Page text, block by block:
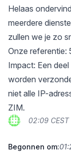
Helaas
meerdere
zullen we je zo
Onze referentie:
Impact: Een
worden
niet alle IP-
ZIM.
02:09
Begonnen om: